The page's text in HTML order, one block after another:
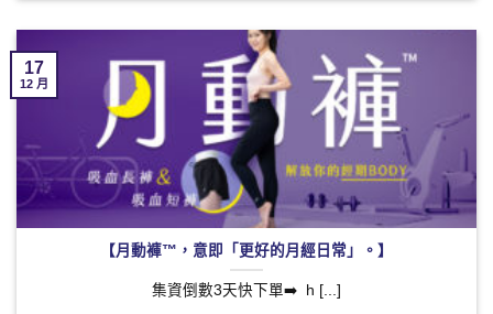
【月動褲™️，意即「更好的月經日常」。】
集資倒數3天快下單➡️ ​ h [...]
17
12 月